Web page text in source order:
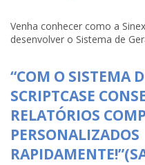
Venha conhecer como a
desenvolver o Sistema de
“COM O SISTEMA
SCRIPTCASE
RELATÓRIOS
PERSONALIZADOS